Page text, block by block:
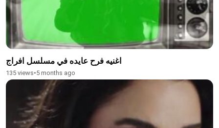
اغنيه فرح عايده في مسلسل افراج
135 views•5 months ago